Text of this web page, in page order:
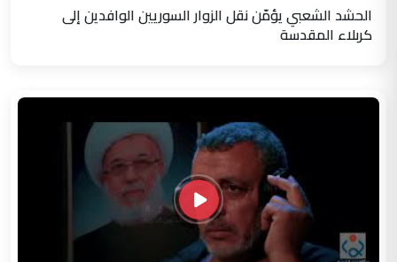
الحشد الشعبي يؤمّن نقل الزوار السوريين الوافدين إلى
كربلاء المقدسة